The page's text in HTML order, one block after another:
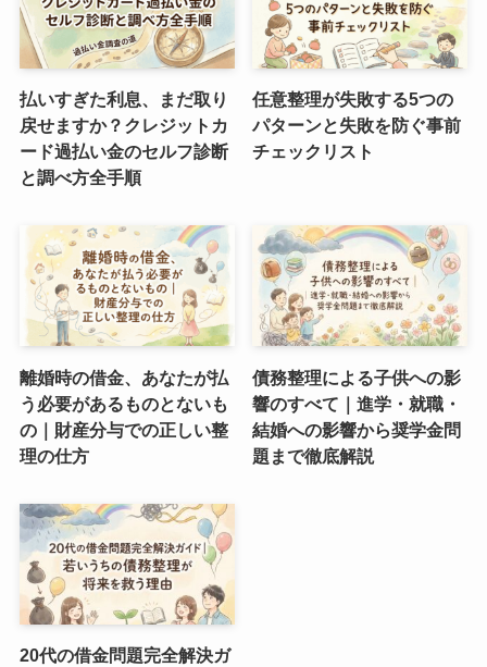
払いすぎた利息、まだ取り
戻せますか？クレジットカ
ード過払い金のセルフ診断
と調べ方全手順
任意整理が失敗する5つの
パターンと失敗を防ぐ事前
チェックリスト
離婚時の借金、あなたが払
う必要があるものとないも
の｜財産分与での正しい整
理の仕方
債務整理による子供への影
響のすべて｜進学・就職・
結婚への影響から奨学金問
題まで徹底解説
20代の借金問題完全解決ガ